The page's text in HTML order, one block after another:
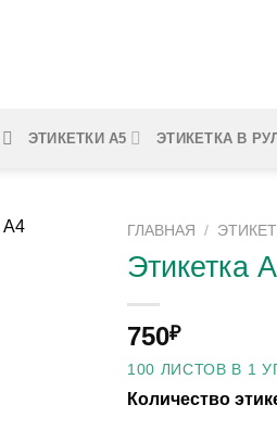
ЭТИКЕТКИ А5 ЭТИКЕТКА В
ГЛАВНАЯ /
Этикетка
750₽
100 ЛИСТОВ В 1
Количество